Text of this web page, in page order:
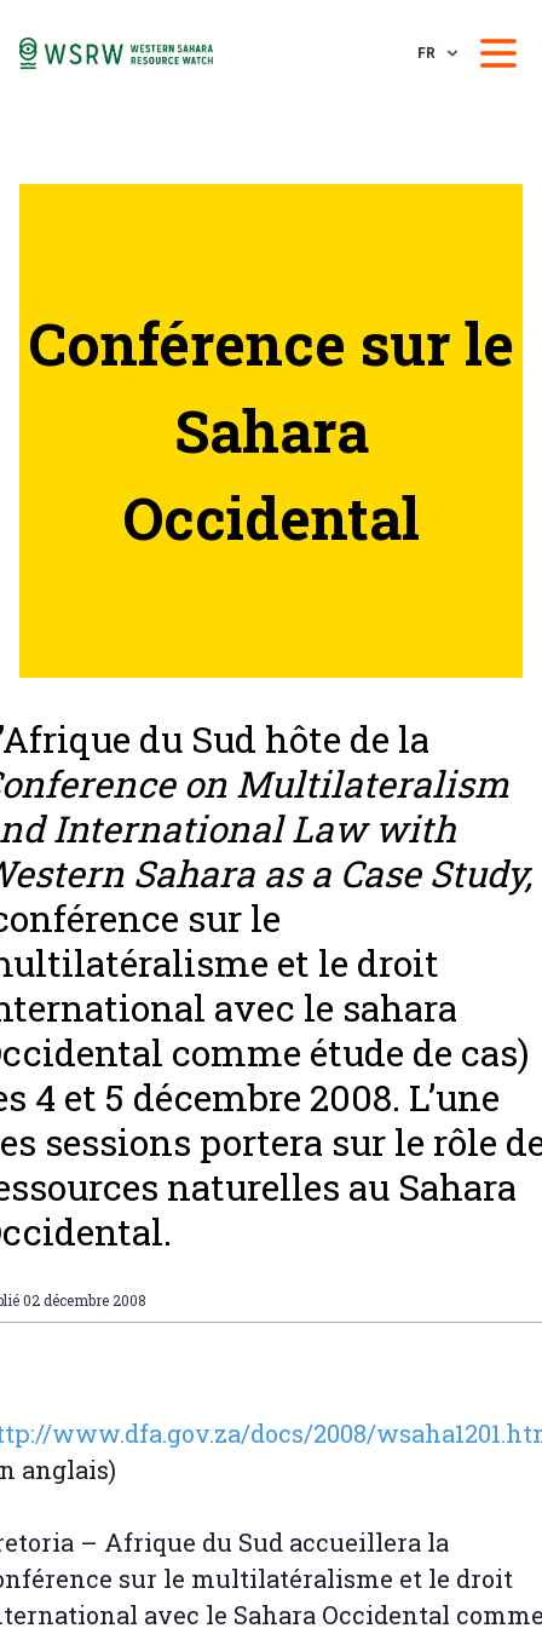
FR
Conférence sur le
Sahara
Occidental
du Sud hôte de la
on Multilateralism
International Law with
Sahara as a Case Study,
sur le
et le droit
avec le sahara
comme étude de cas)
4 et 5 décembre 2008. L’une
sessions portera sur le rôle
naturelles au Sahara
02 décembre 2008
www.dfa.gov.za/docs/2008/
anglais)
– Afrique du Sud accueillera la
sur le multilatéralisme et le droit
avec le Sahara Occidental